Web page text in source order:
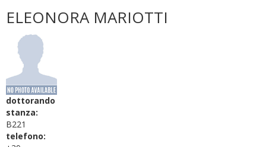
ELEONORA MARIOTTI
dottorando
stanza:
B221
telefono: